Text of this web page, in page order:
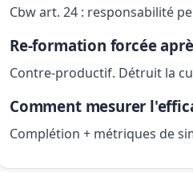
Cbw art. 24 : responsabilité
Re-formation forcée
Contre-productif. Détruit la
Comment mesurer
Complétion + métriques de